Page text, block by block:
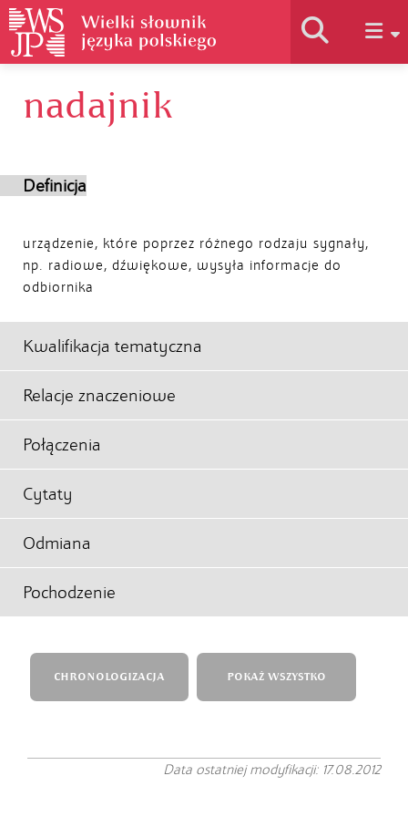
Historia słownika
nadajnik
Definicja
urządzenie, które poprzez różnego rodzaju sygnały,
np. radiowe, dźwiękowe, wysyła informacje do
odbiornika
Kwalifikacja tematyczna
Relacje znaczeniowe
Połączenia
Cytaty
Odmiana
Pochodzenie
CHRONOLOGIZACJA POKAŻ WSZYSTKO
Data ostatniej modyfikacji: 17.08.2012